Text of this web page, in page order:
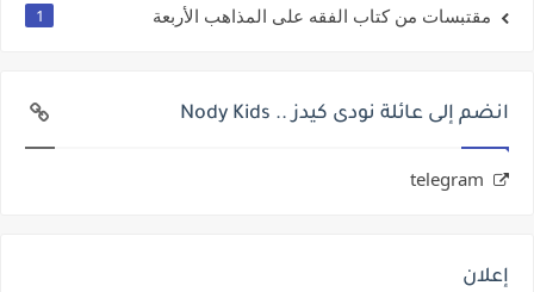
مقتبسات من كتاب الفقه على المذاهب الأربعة 1
انضم إلى عائلة نودى كيدز .. Nody Kids
telegram
إعلان